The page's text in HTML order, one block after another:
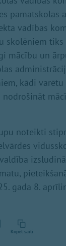
pamatskolas
vadības
skolēniem
mācību un
kādi varētu
nodrošināt
noteikti
gada 8.
Kopēt saiti